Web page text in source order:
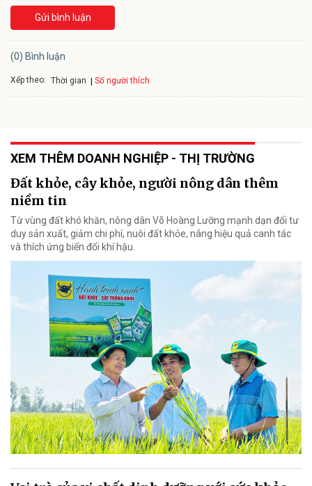
Gửi bình luận
(0) Bình luận
Xếp theo: Thời gian Số người thích
XEM THÊM DOANH NGHIỆP - THỊ TRƯỜNG
Đất khỏe, cây khỏe, người nông dân thêm
niềm tin
Từ vùng đất khó khăn, nông dân Võ Hoàng Lưỡng mạnh dạn đổi tư
duy sản xuất, giảm chi phí, nuôi đất khỏe, nâng hiệu quả canh tác
và thích ứng biến đổi khí hậu.